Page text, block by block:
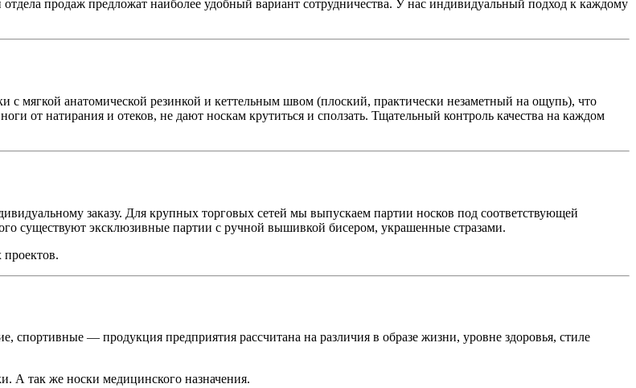
продаж предложат наиболее удобный вариант сотрудничества. У нас индивидуальный подход к каждому
мягкой анатомической резинкой и кеттельным швом (плоский, практически незаметный на ощупь), что
от натирания и отеков, не дают носкам крутиться и сползать. Тщательный контроль качества на каждом
заказу. Для крупных торговых сетей мы выпускаем партии носков под соответствующей
существуют эксклюзивные партии с ручной вышивкой бисером, украшенные стразами.
— продукция предприятия рассчитана на различия в образе жизни, уровне здоровья, стиле
А так же носки медицинского назначения.